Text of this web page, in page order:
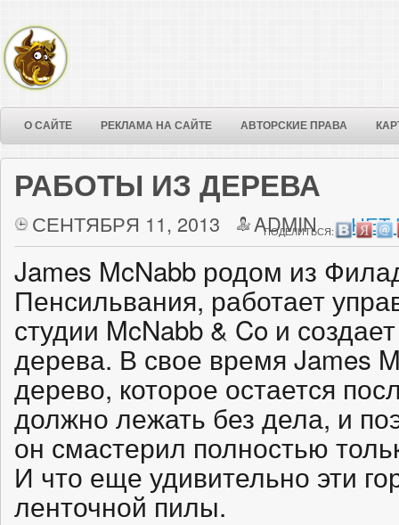
О САЙТЕ РЕКЛАМА НА САЙТЕ АВТОРСКИЕ ПРАВА
РАБОТЫ ИЗ ДЕРЕВА
СЕНТЯБРЯ 11, 2013 ADMIN НЕТ
ПОДЕЛИТЬСЯ:
James McNabb родом из
Пенсильвания, работает
студии McNabb & Co и
дерева. В свое время James
дерево, которое остается
должно лежать без дела, и
он смастерил полностью
И что еще удивительно эти
ленточной пилы.